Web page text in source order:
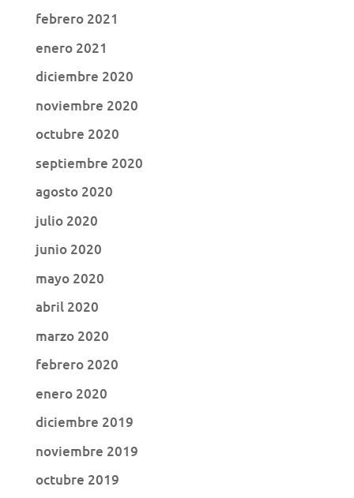
febrero 2021
enero 2021
diciembre 2020
noviembre 2020
octubre 2020
septiembre 2020
agosto 2020
julio 2020
junio 2020
mayo 2020
abril 2020
marzo 2020
febrero 2020
enero 2020
diciembre 2019
noviembre 2019
octubre 2019